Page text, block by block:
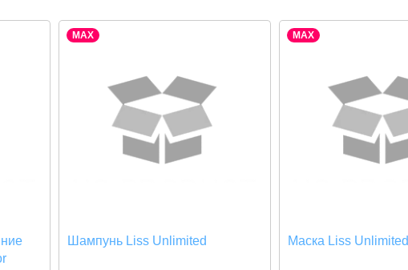
MAX
Шампунь Liss Unlimited
MAX
Маска Liss Unlimited